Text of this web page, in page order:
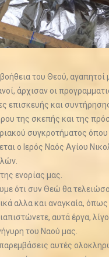
του Θεού, αγαπητοί
άρχισαν οι
επισκευής και
της σκεπής και της
συγκροτήματος όπου
ο Ιερός Ναός Αγίου
ενορίας μας.
ότι συν Θεώ θα
αλλα και αναγκαία, όπως
αυτά έργα,
του Ναού μας.
αυτές